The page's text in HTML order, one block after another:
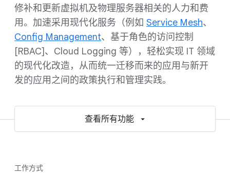
修补和更新虚拟机及物理服务器相关的人力和费
用。加速采用现代化服务（例如 Service Mesh、
Config Management、基于角色的访问控制
[RBAC]、Cloud Logging 等），轻松实现 IT 领域
的现代化改造，从而统一迁移而来的应用与新开
发的应用之间的政策执行和管理实践。
查看所有功能
工作方式